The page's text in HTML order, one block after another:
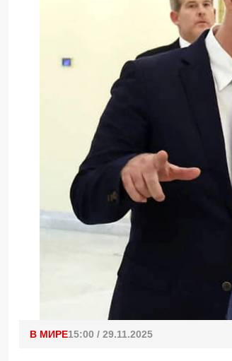
В МИРЕ15:00 / 29.11.2025